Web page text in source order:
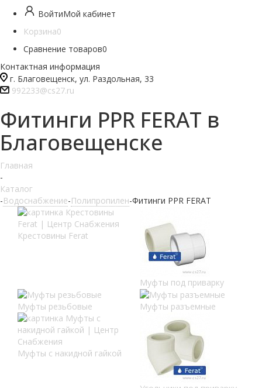
ВойтиМой кабинет
Корзина0
Сравнение товаров0
Контактная информация
г. Благовещенск, ул. Раздольная, 33
992233@cs27.ru
Фитинги PPR FERAT в
Благовещенске
Главная
-
Каталог
-Водоснабжение-Полипропилен-Фитинги PPR FERAT
Крестовины Ferat
Муфты под приварку
Муфты резьбовые Муфты разъемные
Муфты с накидной гайкой